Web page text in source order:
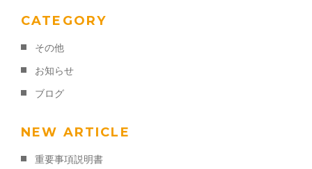
メールでのお問い合わせ
CATEGORY
その他
お知らせ
ブログ
NEW ARTICLE
重要事項説明書